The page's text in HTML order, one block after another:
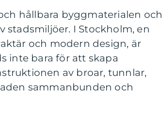
hållbara byggmaterialen och
stadsmiljöer. I Stockholm, en
och modern design, är
inte bara för att skapa
av broar, tunnlar,
sammanbunden och